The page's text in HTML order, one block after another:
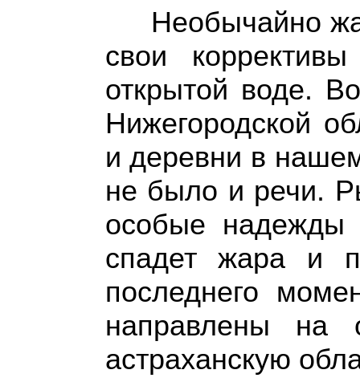
Необычайно
свои
открытой воде.
Нижегородской
и деревни в
не было и речи.
особые надежды
спадет жара и
последнего
направлены на
астраханскую